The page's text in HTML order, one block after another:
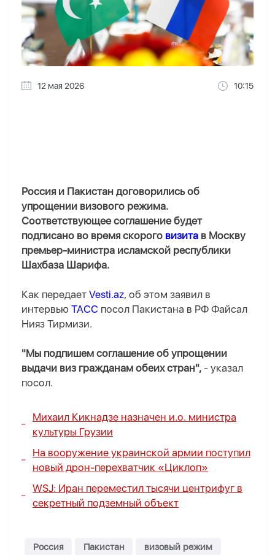
12 мая 2026 10:15
Россия и Пакистан договорились об
упрощении визового режима.
Соответствующее соглашение будет
подписано во время скорого визита в Москву
премьер-министра исламской республики
Шахбаза Шарифа.
Как передает Vesti.az, об этом заявил в
интервью ТАСС посол Пакистана в РФ Файсал
Нияз Тирмизи.
"Мы подпишем соглашение об упрощении
выдачи виз гражданам обеих стран", - указал
посол.
Михаил Кикнадзе назначен и.о. министра
культуры Грузии
На вооружение украинской армии поступил
новый дрон-перехватчик «Циклоп»
WSJ: Иран переместил тысячи центрифуг в
секретный подземный объект
Россия Пакистан
визовый режим